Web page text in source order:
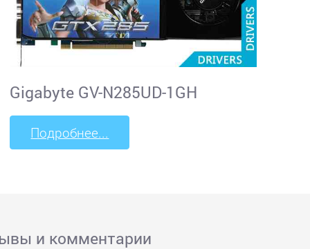
Gigabyte GV-N285UD-1GH
Подробнее...
и комментарии